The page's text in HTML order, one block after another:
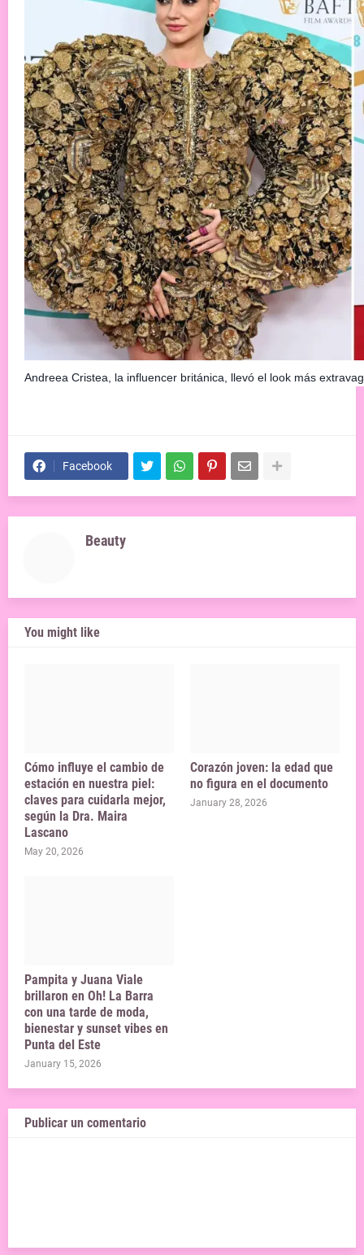
Andreea Cristea, la influencer británica, llevó el look más
Facebook
Beauty
You might like
Cómo influye el cambio de
estación en nuestra piel:
claves para cuidarla mejor,
según la Dra. Maira
Lascano
May 20, 2026
Corazón joven: la edad que
no figura en el documento
January 28, 2026
Pampita y Juana Viale
brillaron en Oh! La Barra
con una tarde de moda,
bienestar y sunset vibes en
Punta del Este
January 15, 2026
Publicar un comentario